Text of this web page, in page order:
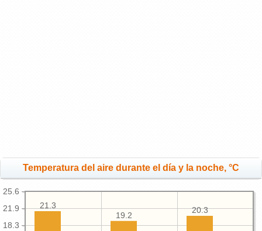
Temperatura del aire durante el día y la noche, °C
18.3
21.9
25.6
20.3
19.2
21.3